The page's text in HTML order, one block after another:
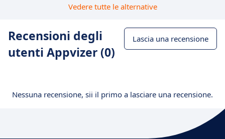
Vedere tutte le alternative
Recensioni degli
utenti Appvizer (0)
Lascia una recensione
Nessuna recensione, sii il primo a lasciare una recensione.